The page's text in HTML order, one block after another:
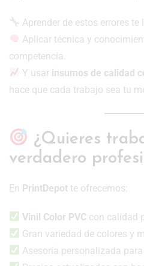
Aprender de estos errores te
Aplicar técnica y
competencia.
Y usar insumos de calidad
hace que cada trabajo sea tu
¿Quieres
verdadero
En PrintDepot te ofrecemos:
Vinil Color PVC con calidad
Gran variedad de colores y
Asesoría personalizada